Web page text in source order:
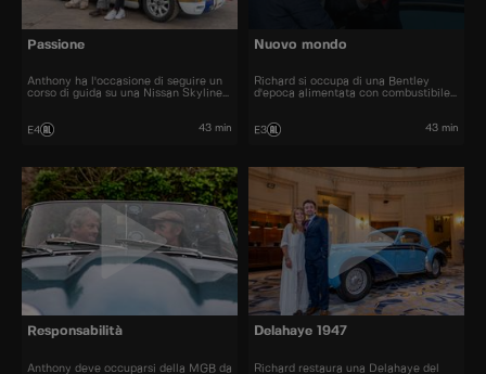
Passione
Anthony ha l'occasione di seguire un
corso di guida su una Nissan Skyline
E4 43 min
Nuovo mondo
Richard si occupa di una Bentley
d'epoca alimentata con combustibile
E3 43 min
Responsabilità
Anthony deve occuparsi della MGB da
Delahaye 1947
Richard restaura una Delahaye del